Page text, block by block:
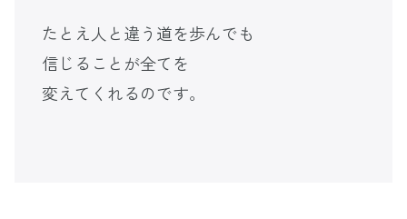
たとえ人と違う道を歩んでも
信じることが全てを
変えてくれるのです。